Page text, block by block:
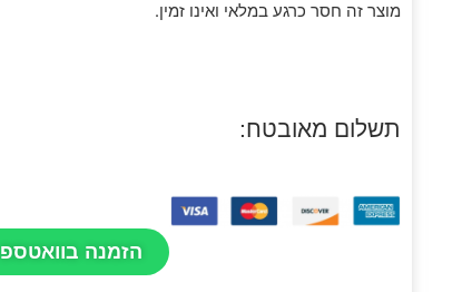
מוצר זה חסר כרגע במלאי ואינו זמין.
תשלום מאובטח:
הזמנה בוואטספ